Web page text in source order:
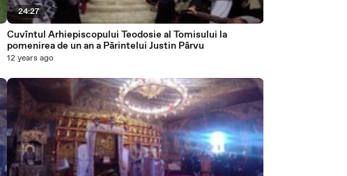
24:27
Cuvîntul Arhiepiscopului Teodosie al Tomisului la
pomenirea de un an a Părintelui Justin Pârvu
12 years ago